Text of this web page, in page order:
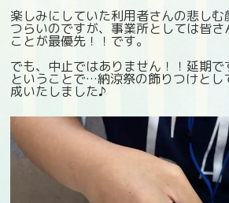
楽しみにしていた利用者さんの悲し
つらいのですが、事業所としては皆
ことが最優先！！です。
でも、中止ではありません！！延期で
ということで…納涼祭の飾りつけとし
成いたしました♪